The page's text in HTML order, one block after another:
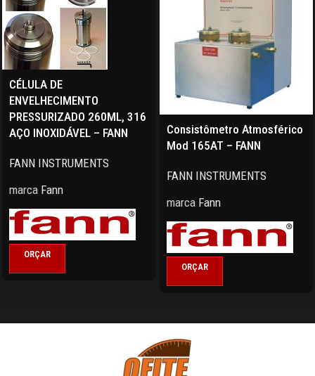
CÉLULA DE
ENVELHECIMENTO
PRESSURIZADO 260ML, 316
AÇO INOXIDÁVEL – FANN
FANN INSTRUMENTS
marca Fann
ORÇAR
Consistômetro Atmosférico
Mod 165AT – FANN
FANN INSTRUMENTS
marca Fann
ORÇAR